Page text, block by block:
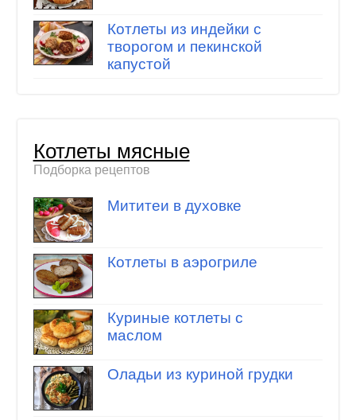
Котлеты из индейки с
творогом и пекинской
капустой
Котлеты мясные
Подборка рецептов
Мититеи в духовке
Котлеты в аэрогриле
Куриные котлеты с
маслом
Оладьи из куриной грудки